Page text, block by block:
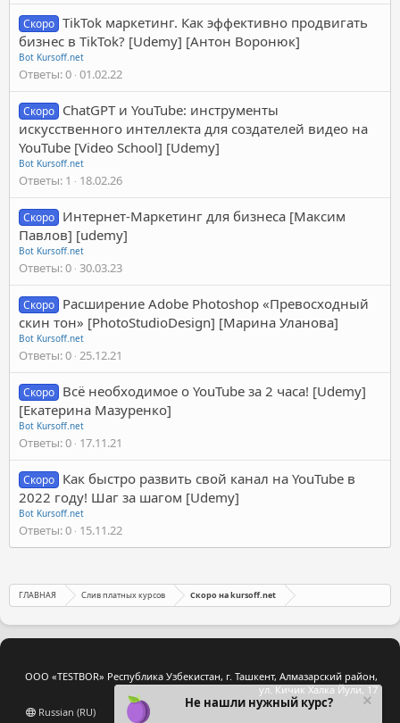
Скоро TikTok маркетинг. Как эффективно продвигать
бизнес в TikTok? [Udemy] [Антон Воронюк]
Bot Kursoff.net
Ответы 0 01.02.22
Скоро ChatGPT и YouTube: инструменты
искусственного интеллекта для создателей видео на
YouTube [Video School] [Udemy]
Bot Kursoff.net
Ответы 1 18.02.26
Скоро Интернет-Маркетинг для бизнеса [Максим
Павлов] [udemy]
Bot Kursoff.net
Ответы 0 30.03.23
Скоро Расширение Adobe Photoshop «Превосходный
скин тон» [PhotoStudioDesign] [Марина Уланова]
Bot Kursoff.net
Ответы 0 25.12.21
Скоро Всё необходимое о YouTube за 2 часа! [Udemy]
[Екатерина Мазуренко]
Bot Kursoff.net
Ответы 0 17.11.21
Скоро Как быстро развить свой канал на YouTube в
2022 году! Шаг за шагом [Udemy]
Bot Kursoff.net
Ответы 0 15.11.22
ГЛАВНАЯ Слив платных курсов Скоро на kursoff.net
ООО «TESTBOR» Республика Узбекистан, г. Ташкент, Алмазарский район,
ул. Кичик Халка Йули, 17
Russian (RU)
Не нашли нужный курс?